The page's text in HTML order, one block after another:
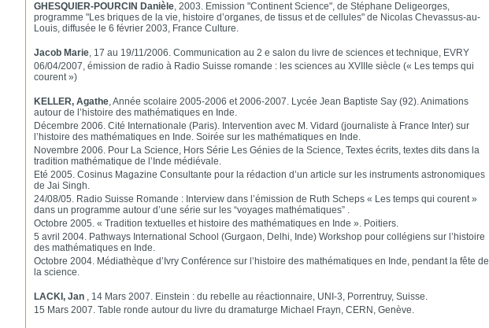
GHESQUIER-POURCIN Danièle, 2003. Emission "Continent Science", de Stéphane Deligeorges,
programme "Les briques de la vie, histoire d’organes, de tissus et de cellules" de Nicolas Chevassus-au-
Louis, diffusée le 6 février 2003, France Culture.
Jacob Marie, 17 au 19/11/2006. Communication au 2 e salon du livre de sciences et technique, EVRY
06/04/2007, émission de radio à Radio Suisse romande : les sciences au XVIIIe siècle (« Les temps qui
courent »)
KELLER, Agathe, Année scolaire 2005-2006 et 2006-2007. Lycée Jean Baptiste Say (92). Animations
autour de l’histoire des mathématiques en Inde.
Décembre 2006. Cité Internationale (Paris). Intervention avec M. Vidard (journaliste à France Inter) sur
l’histoire des mathématiques en Inde. Soirée sur les mathématiques en Inde.
Novembre 2006. Pour La Science, Hors Série Les Génies de la Science, Textes écrits, textes dits dans la
tradition mathématique de l’Inde médiévale.
Eté 2005. Cosinus Magazine Consultante pour la rédaction d’un article sur les instruments astronomiques
de Jai Singh.
24/08/05. Radio Suisse Romande : Interview dans l’émission de Ruth Scheps « Les temps qui courent »
dans un programme autour d’une série sur les “voyages mathématiques” .
Octobre 2005. « Tradition textuelles et histoire des mathématiques en Inde ». Poitiers.
5 avril 2004. Pathways International School (Gurgaon, Delhi, Inde) Workshop pour collégiens sur l’histoire
des mathématiques en Inde.
Octobre 2004. Médiathèque d’Ivry Conférence sur l’histoire des mathématiques en Inde, pendant la fête de
la science.
LACKI, Jan, 14 Mars 2007. Einstein : du rebelle au réactionnaire, UNI-3, Porrentruy, Suisse.
15 Mars 2007. Table ronde autour du livre du dramaturge Michael Frayn, CERN, Genève.